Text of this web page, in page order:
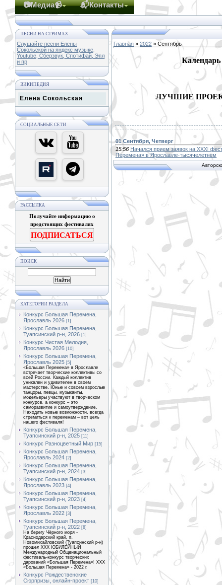
📷Медиа📹 📬Контакты
ПЕСНИ НА СТРИМАХ
Слушайте песни Елены
Сокольской на яндекс музыке,
Youtube, Сберзвук, Спотифай, Эпл
и пр
ВИКИПЕДИЯ
Елена Сокольская
СОЦИАЛЬНЫЕ СЕТИ
РАССЫЛКА
Получайте информацию о
предстоящих фестивалях
ПОДПИСАТЬСЯ
ПОИСК
КАТЕГОРИИ РАЗДЕЛА
Конкурс Большая Перемена,
Ярославль 2026 [1]
Конкурс Большая Перемена,
Туапсинский р-н, 2026 [1]
Конкурс Чистая Мелодия,
Ярославль 2026 [10]
Конкурс Большая Перемена,
Ярославль 2025 [5]
«Большая Перемена» в Ярославле
встречает творческие коллективы со
всей России. Каждый коллектив
уникален и удивителен в своём
мастерстве. Юные и совсем взрослые
танцоры, певцы, музыканты,
модельеры участвуют в творческом
конкурсе, а конкурс – это
саморазвитие и самоутверждение.
Находить новые возможности, всегда
стремиться к переменам – вот цель
нашего фестиваля!
Конкурс Большая Перемена,
Туапсинский р-н, 2025 [11]
Конкурс Разноцветный Мир [15]
Конкурс Большая Перемена,
Ярославль 2024 [2]
Конкурс Большая Перемена,
Туапсинский р-н, 2024 [3]
Конкурс Большая Перемена,
Ярославль 2023 [4]
Конкурс Большая Перемена,
Туапсинский р-н, 2023 [4]
Конкурс Большая Перемена,
Ярославль 2022 [3]
Конкурс Большая Перемена,
Туапсинский р-н, 2022 [8]
На берегу Чёрного моря -
Краснодарский край, п.
Новомихайловский (Туапсинский р-н)
прошел XXX ЮБИЛЕЙНЫЙ
Международный Общенациональный
фестиваль-конкурс творческих
дарований «Большая Перемена»! XXX
«Большая Перемена» - 2022 г.
Конкурс Рождественские
Сюрпризы, онлайн-проект [10]
Главная » 2022 » Сентябрь
ЛУЧШИЕ
01 Сентября, Четверг
15:56 Начался прием заявок на XXXI
Перемена» в Ярославле-тысячелетнем